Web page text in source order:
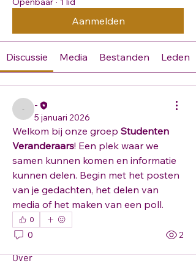
Aanmelden
Discussie Media Bestanden Leden
-
5 januari 2026
Welkom bij onze groep Studenten
Veranderaars! Een plek waar we
samen kunnen komen en informatie
kunnen delen. Begin met het posten
van je gedachten, het delen van
media of het maken van een poll.
0
0 2
Over